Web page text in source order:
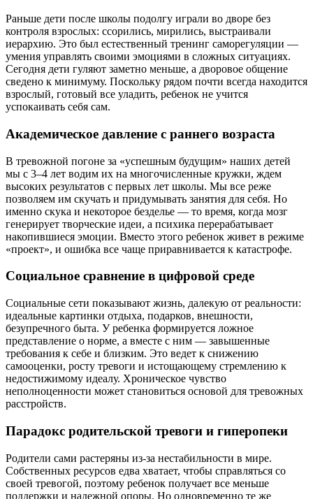
Раньше дети после школы подолгу играли во дворе без
контроля взрослых: ссорились, мирились, выстраивали
иерархию. Это был естественный тренинг саморегуляции —
умения управлять своими эмоциями в сложных ситуациях.
Сегодня дети гуляют заметно меньше, а дворовое общение
сведено к минимуму. Поскольку рядом почти всегда находится
взрослый, готовый все уладить, ребенок не учится
успокаивать себя сам.
Академическое давление с раннего возраста
В тревожной погоне за «успешным будущим» наших детей
мы с 3–4 лет водим их на многочисленные кружки, ждем
высоких результатов с первых лет школы. Мы все реже
позволяем им скучать и придумывать занятия для себя. Но
именно скука и некоторое безделье — то время, когда мозг
генерирует творческие идеи, а психика перерабатывает
накопившиеся эмоции. Вместо этого ребенок живет в режиме
«проект», и ошибка все чаще приравнивается к катастрофе.
Социальное сравнение в цифровой среде
Социальные сети показывают жизнь, далекую от реальности:
идеальные картинки отдыха, подарков, внешности,
безупречного быта. У ребенка формируется ложное
представление о норме, а вместе с ним — завышенные
требования к себе и близким. Это ведет к снижению
самооценки, росту тревоги и истощающему стремлению к
недостижимому идеалу. Хроническое чувство
неполноценности может становиться основой для тревожных
расстройств.
Парадокс родительской тревоги и гиперопеки
Родители сами растеряны из-за нестабильности в мире.
Собственных ресурсов едва хватает, чтобы справляться со
своей тревогой, поэтому ребенок получает все меньше
поддержки и надежной опоры. Но одновременно те же